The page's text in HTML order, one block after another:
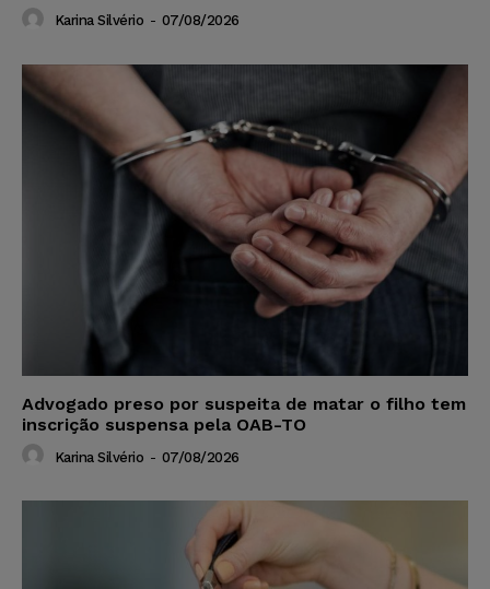
Karina Silvério - 07/08/2026
Advogado preso por suspeita de matar o filho tem
inscrição suspensa pela OAB-TO
Karina Silvério - 07/08/2026